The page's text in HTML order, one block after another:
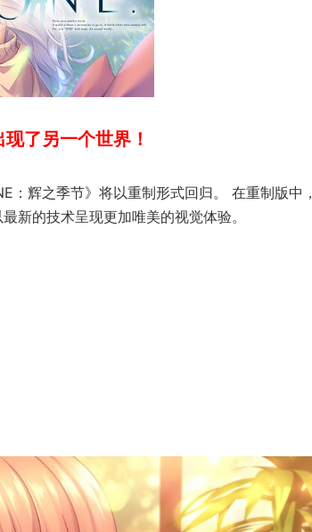
了另一个世界！
辉之季节》将以重制形式回归。 在重制版中，
新的技术呈现更加唯美的视觉体验。